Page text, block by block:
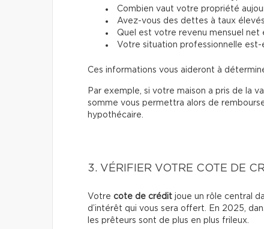
Combien vaut votre propriété
Avez-vous des dettes à taux
Quel est votre revenu mensuel net
Votre situation professionnelle est-
Ces informations vous aideront à
Par exemple, si votre maison a pris de la
somme vous permettra alors de
hypothécaire.
3. VÉRIFIER VOTRE COTE DE
Votre cote de crédit joue un rôle central
d’intérêt qui vous sera offert. En 2025,
les prêteurs sont de plus en plus frileux.